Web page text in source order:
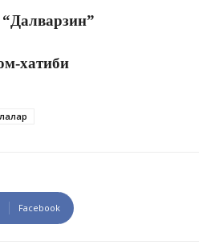
хатиби
Facebook